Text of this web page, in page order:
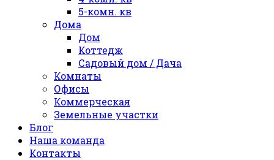
5-комн. кв
Дома
Дом
Коттедж
Садовый дом / Дача
Комнаты
Офисы
Коммерческая
Земельные участки
Блог
Наша команда
Контакты